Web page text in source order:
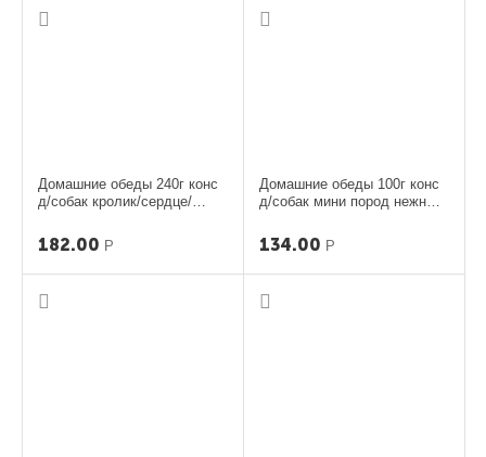
Домашние обеды 240г конс
д/собак кролик/сердце/
182.00 Р
Домашние обеды 100г конс
д/собак мини пород нежн
134.00 Р